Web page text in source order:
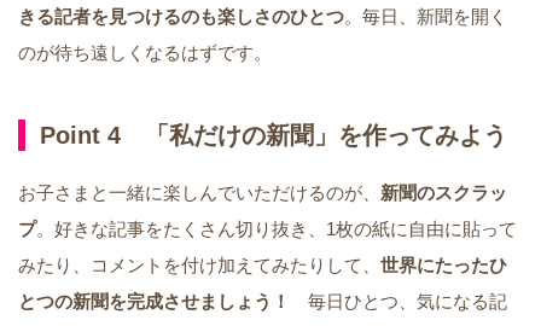
きる記者を見つけるのも楽しさのひとつ。毎日、新聞を開く
のが待ち遠しくなるはずです。
Point 4 「私だけの新聞」を作ってみよう
お子さまと一緒に楽しんでいただけるのが、 新聞のスクラッ
プ。好きな記事をたくさん切り抜き、1枚の紙に自由に貼って
みたり、コメントを付け加えてみたりして、 世界にたったひ
とつの新聞を完成させましょう！
毎日ひとつ、気になる記